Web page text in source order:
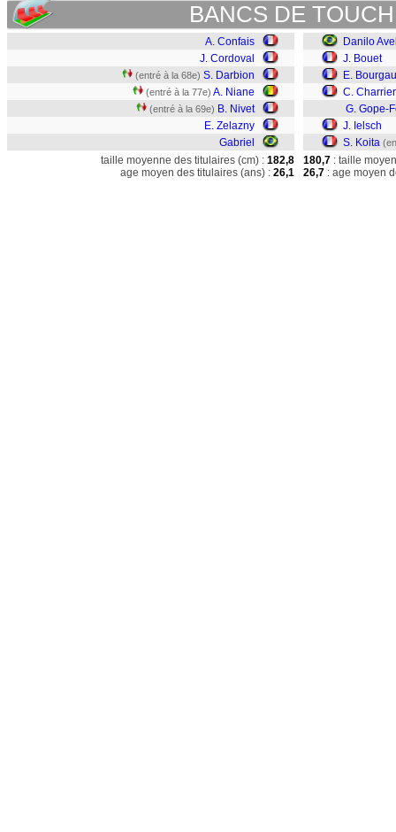
BANCS DE
A. Confais
J. Cordoval
(entré à la 68e) S. Darbion
(entré à la 77e) A. Niane
(entré à la 69e) B. Nivet
E. Zelazny
Gabriel
Danilo
J. Bouet
E.
C. Charrier
G. Gope-
J. Ielsch
S. Koita
taille moyenne des titulaires (cm) : 182,8
age moyen des titulaires (ans) : 26,1
180,7 : taille
26,7 : age moyen